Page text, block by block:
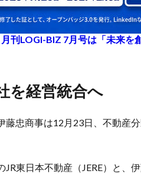
月刊LOGI-BIZ 7月号は「未来を
社を経営統合へ
藤忠商事は12月23日、不動産
JR東日本不動産（JERE）と、